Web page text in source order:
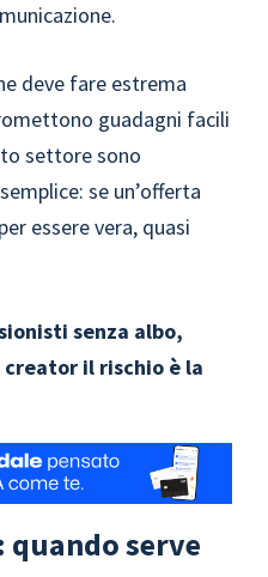
deve fare estrema
guadagni facili
settore sono
se un’offerta
essere vera, quasi
senza albo,
il rischio è la
serve